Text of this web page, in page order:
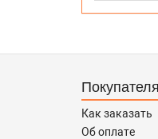
Как заказать
Об оплате